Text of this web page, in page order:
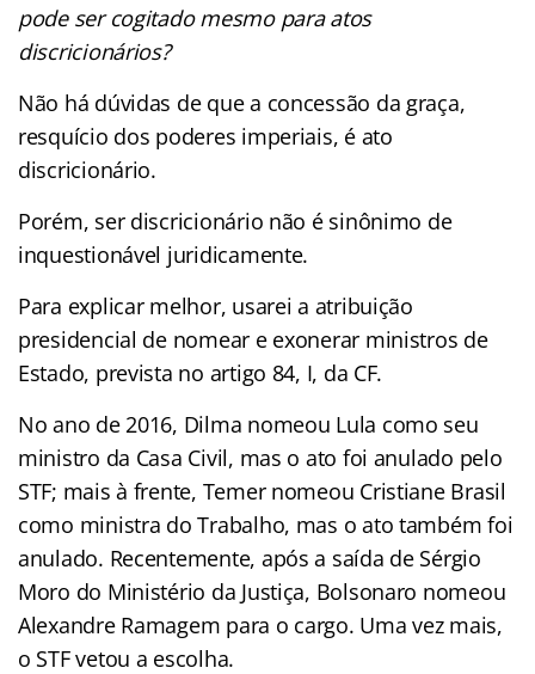
pode ser cogitado mesmo para atos
discricionários?
Não há dúvidas de que a concessão da graça,
resquício dos poderes imperiais, é ato
discricionário.
Porém, ser discricionário não é sinônimo de
inquestionável juridicamente.
Para explicar melhor, usarei a atribuição
presidencial de nomear e exonerar ministros de
Estado, prevista no artigo 84, I, da CF.
No ano de 2016, Dilma nomeou Lula como seu
ministro da Casa Civil, mas o ato foi anulado pelo
STF; mais à frente, Temer nomeou Cristiane Brasil
como ministra do Trabalho, mas o ato também foi
anulado. Recentemente, após a saída de Sérgio
Moro do Ministério da Justiça, Bolsonaro nomeou
Alexandre Ramagem para o cargo. Uma vez mais,
o STF vetou a escolha.